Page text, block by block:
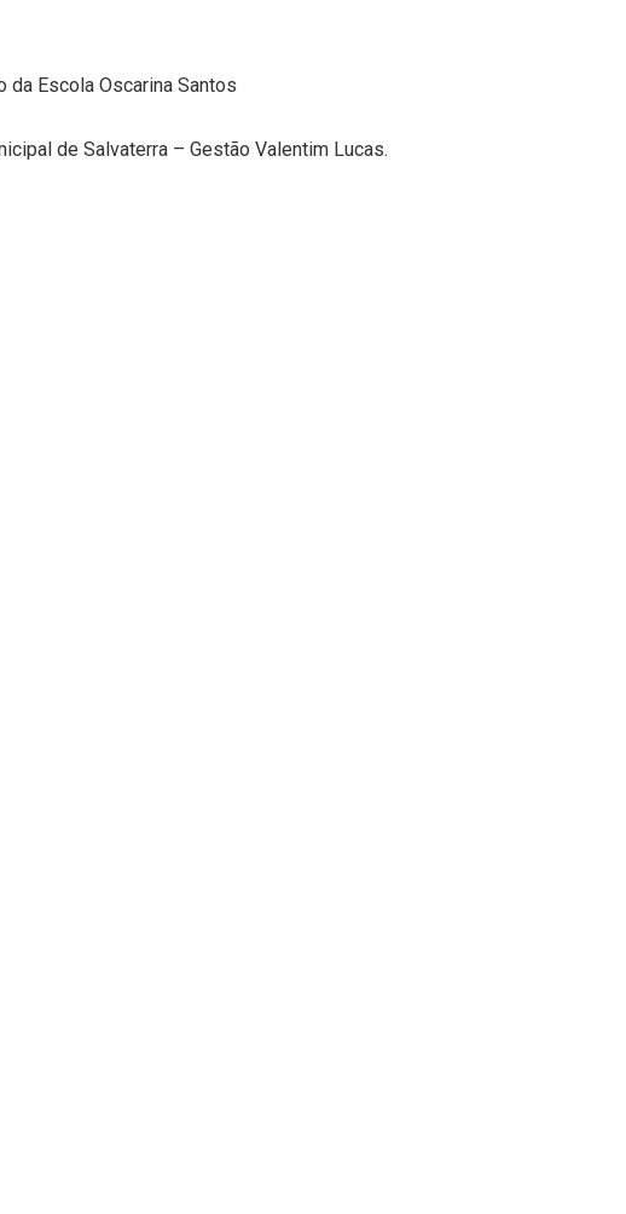
da Escola Oscarina Santos
de Salvaterra – Gestão Valentim Lucas.